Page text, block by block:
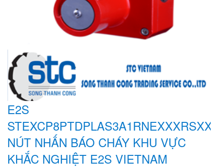
E2S
NÚT NHẤN BÁO CHÁY KHU VỰC
KHẮC NGHIỆT E2S VIETNAM